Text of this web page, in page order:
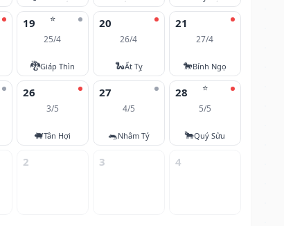
⭐
19
25/4
🐉Giáp Thìn
20
26/4
🐍Ất Tỵ
21
27/4
🐎Bính Ngọ
26
3/5
🐖Tân Hợi
27
4/5
🐀Nhâm Tý
⭐
28
5/5
🐂Quý Sửu
2 3 4